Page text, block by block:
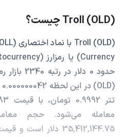
Troll (OLD) چیست؟